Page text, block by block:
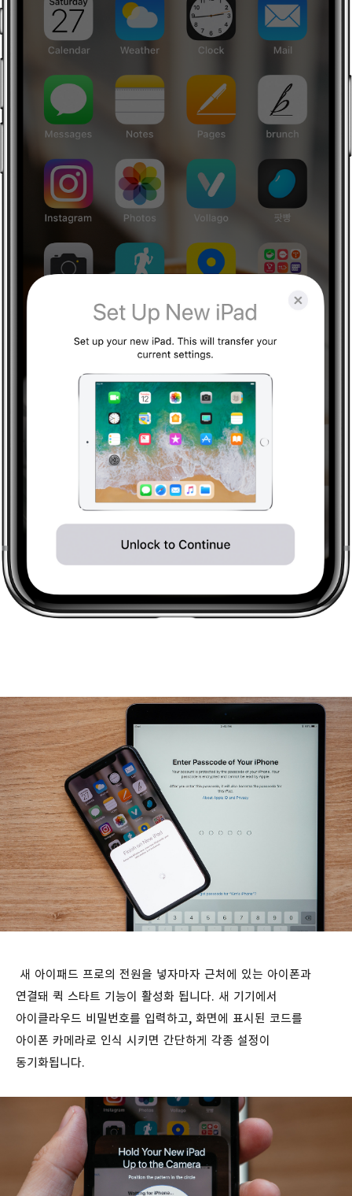
새 아이패드 프로의 전원을 넣자마자 근처에 있는 아이폰과
연결돼 퀵 스타트 기능이 활성화 됩니다. 새 기기에서
아이클라우드 비밀번호를 입력하고, 화면에 표시된 코드를
아이폰 카메라로 인식 시키면 간단하게 각종 설정이
동기화됩니다.